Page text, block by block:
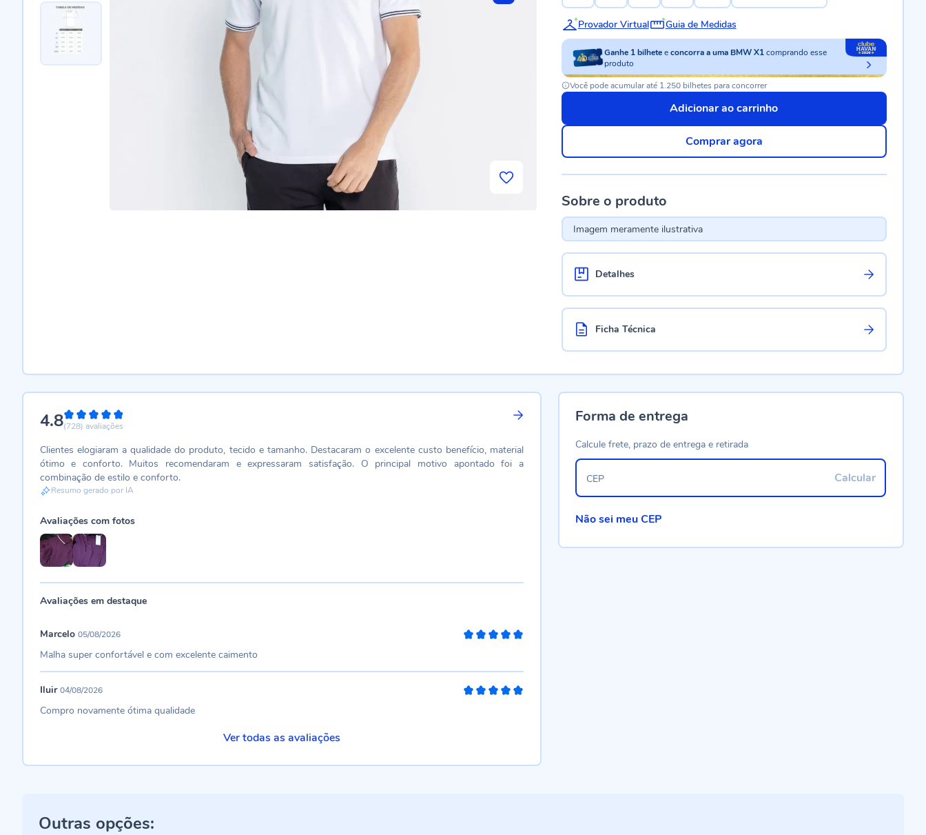
Provador Virtual Guia de Medidas
Ganhe 1 bilhete econcorra a uma BMW X1comprando esse
produto
Você pode acumular até 1.250 bilhetes para concorrer
Adicionar ao carrinho
Comprar agora
Sobre o produto
Imagem meramente ilustrativa
Detalhes
Ficha Técnica
4.896%
(728) avaliações
Clientes elogiaram a qualidade do produto, tecido e tamanho. Destacaram o excelente custo benefício, material
ótimo e conforto. Muitos recomendaram e expressaram satisfação. O principal motivo apontado foi a
combinação de estilo e conforto.
Resumo gerado por IA
Avaliações com fotos
Avaliações em destaque
Marcelo 05/08/2026
Malha super confortável e com excelente caimento
Iluir 04/08/2026
Compro novamente ótima qualidade
Ver todas as avaliações
Forma de entrega
Calcule frete, prazo de entrega e retirada
Calcular
CEP
Não sei meu CEP
Outras opções: